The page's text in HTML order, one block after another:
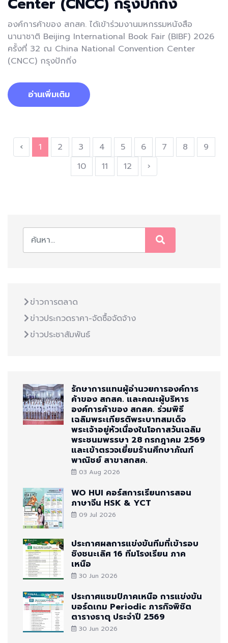
องค์การค้าของ สกสค. ได้เข้าร่วมงานมหกรรมหนังสือ
นานาชาติ ⁠Beijing International Book Fair (BIBF) 2026
ครั้งที่ 32 ณ ⁠China National Convention Center
(CNCC) กรุงปักกิ่ง
อ่านเพิ่มเติม
‹ 1 2 3 4 5 6 7 8
9
10
11 12 ›
ข่าวการตลาด
ข่าวประกวดราคา-จัดซื้อจัดจ้าง
ข่าวประชาสัมพันธ์
รักษาการแทนผู้อำนวยการองค์การ
ค้าของ สกสค. และคณะผู้บริหาร
องค์การค้าของ สกสค. ร่วมพิธี
เฉลิมพระเกียรติพระบาทสมเด็จ
พระเจ้าอยู่หัวเนื่องในโอกาสวันเฉลิม
พระชนมพรรษา 28 กรกฎาคม 2569
และเข้าตรวจเยี่ยมร้านศึกษาภัณฑ์
พาณิชย์ สาขาสกสค.
03 Aug 2026
WO HUI คอร์สการเรียนการสอน
ภาษาจีน HSK & YCT
09 Jul 2026
ประกาศผลการแข่งขันทีมที่เข้ารอบ
ชิงชนะเลิศ 16 ทีมโรงเรียน ภาค
เหนือ
30 Jun 2026
ประกาศแชมป์ภาคเหนือ การแข่งขัน
บอร์ดเกม Periodic ภารกิจพิชิต
ตารางธาตุ ประจำปี 2569
30 Jun 2026